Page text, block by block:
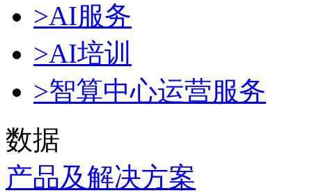
>AI服务
>AI培训
>智算中心运营服务
数据
产品及解决方案